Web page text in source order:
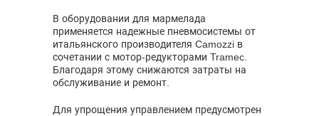
В оборудовании для мармелада
применяется надежные пневмосистемы от
итальянского производителя Camozzi в
сочетании с мотор-редукторами Tramec.
Благодаря этому снижаются затраты на
обслуживание и ремонт.
Для упрощения управлением предусмотрен